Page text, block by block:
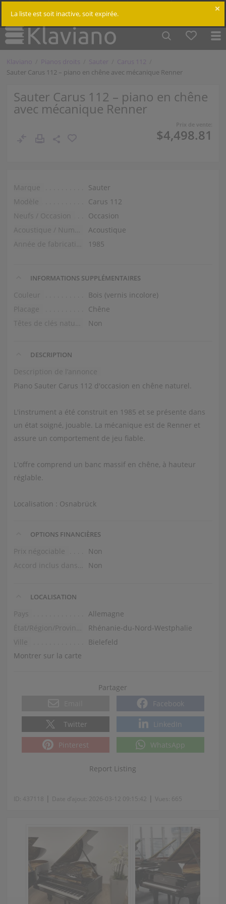
$
La liste est soit inactive, soit expirée.
Klaviano Pianos droits Sauter
Carus 112
Sauter Carus 112 – piano en chêne avec mécanique Renner
Sauter Carus 112 – piano en chêne
avec mécanique Renner
Prix de vente:
$4,498.81
Marque
Sauter
Modèle
Carus 112
Neufs / Occasion
Occasion
Acoustique
1985
INFORMATIONS SUPPLÉMENTAIRES
Couleur
Bois (vernis incolore)
Placage
Chêne
Non
DESCRIPTION
Description de l’annonce
Piano Sauter Carus 112 d'occasion en chêne naturel.
L'instrument a été construit en 1985 et se présente dans
un état soigné, jouable. La mécanique est de Renner et
assure un comportement de jeu fiable.
L'offre comprend un banc massif en chêne, à hauteur
réglable.
Localisation : Osnabrück
OPTIONS FINANCIÈRES
Prix négociable
Non
Non
LOCALISATION
Pays
Allemagne
Rhénanie-du-Nord-Westphalie
Ville
Bielefeld
Montrer sur la carte
Partager
Facebook
Twitter LinkedIn
Pinterest WhatsApp
Report Listing
ID: 437118 | Date d’ajout: 2026-03-12 09:15:42 | Vues: 665